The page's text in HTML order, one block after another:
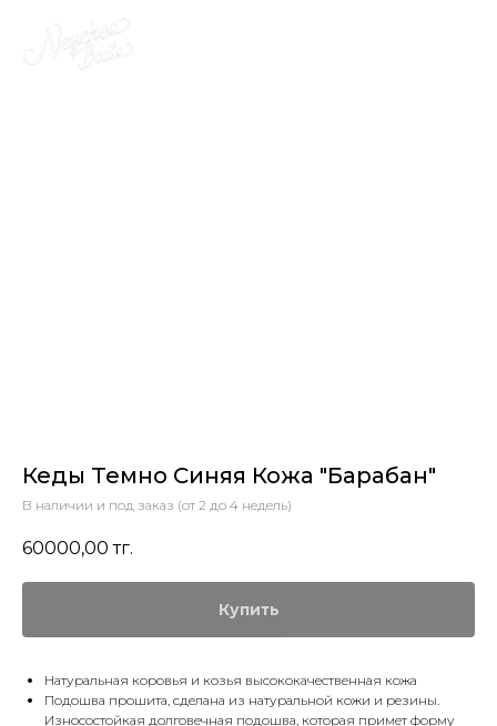
Кеды Темно Синяя Кожа "Барабан"
В наличии и под заказ (от 2 до 4 недель)
60000,00 тг.
Купить
Натуральная коровья и козья высококачественная кожа
Подошва прошита, сделана из натуральной кожи и резины.
Износостойкая долговечная подошва, которая примет форму